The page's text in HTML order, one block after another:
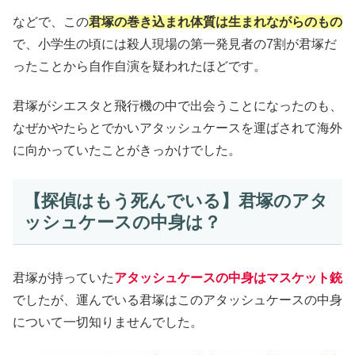
などで、この君塚の巻き込まれ体質は生まれながらのもの
で、小学生の頃には殺人現場の第一発見者の7割が君塚だ
ったことから自作自演を疑われたほどです。
君塚がシエスタと飛行機の中で出会うことになったのも、
なぜかやたらとでかいアタッシュケースを運ばされて海外
に向かっていたことがきっかけでした。
【探偵はもう死んでいる】君塚のアタ
ッシュケースの中身は？
君塚が持っていたアタッシュケースの中身はマスケット銃
でしたが、運んでいる君塚はこのアタッシュケースの中身
について一切知りませんでした。